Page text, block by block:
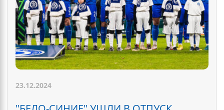
23.12.2024